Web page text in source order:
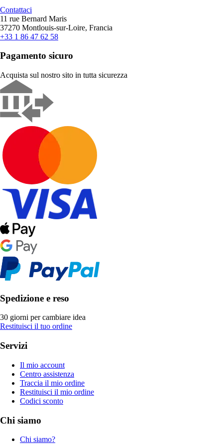
Contattaci
11 rue Bernard Maris
37270 Montlouis-sur-Loire, Francia
+33 1 86 47 62 58
Pagamento sicuro
Acquista sul nostro sito in tutta sicurezza
Spedizione e reso
30 giorni per cambiare idea
Restituisci il tuo ordine
Servizi
Il mio account
Centro assistenza
Traccia il mio ordine
Restituisci il mio ordine
Codici sconto
Chi siamo
Chi siamo?